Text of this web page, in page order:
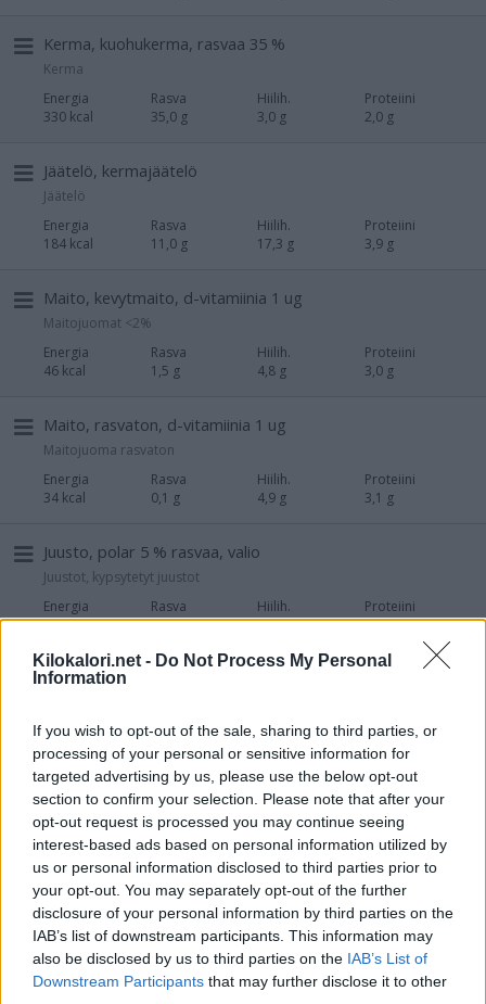
Kilokalori.net - Do Not Process My Personal
Information
If you wish to opt-out of the sale, sharing to third parties, or
processing of your personal or sensitive information for
targeted advertising by us, please use the below opt-out
section to confirm your selection. Please note that after your
opt-out request is processed you may continue seeing
interest-based ads based on personal information utilized by
us or personal information disclosed to third parties prior to
your opt-out. You may separately opt-out of the further
disclosure of your personal information by third parties on the
IAB’s list of downstream participants. This information may
also be disclosed by us to third parties on the IAB’s List of
Downstream Participants that may further disclose it to other
Kerma, kuohukerma, rasvaa 35 %
Kerma
Energia
330 kcal
Rasva
35,0 g
Hiilih.
3,0 g
Proteiini
2,0 g
Jäätelö, kermajäätelö
Jäätelö
Energia
184 kcal
Rasva
11,0 g
Hiilih.
17,3 g
Proteiini
3,9 g
Maito, kevytmaito, d-vitamiinia 1 ug
Maitojuomat <2%
Energia
46 kcal
Rasva
1,5 g
Hiilih.
4,8 g
Proteiini
3,0 g
Maito, rasvaton, d-vitamiinia 1 ug
Maitojuoma rasvaton
Energia
34 kcal
Rasva
0,1 g
Hiilih.
4,9 g
Proteiini
3,1 g
Juusto, polar 5 % rasvaa, valio
Juustot, kypsytetyt juustot
Energia
182 kcal
Rasva
5,0 g
Hiilih.
0,0 g
Proteiini
34,0 g
Juusto, kermajuusto, rasvaa 30 %,
Juustot, kypsytetyt juustot
Energia
373 kcal
Rasva
32,0 g
Hiilih.
0,0 g
Proteiini
22,3 g
Raejuusto, rasvaton, vl
Juustot, tuorejuustot
Energia
83 kcal
0,2 g
Hiilih.
2,0 g
Proteiini
18,0 g
Rahka, maitorahka, maustamaton, rasvaa <0,5 %, vl
Rahka